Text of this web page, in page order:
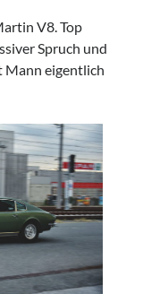
V8. Top
Spruch und
Mann eigentlich